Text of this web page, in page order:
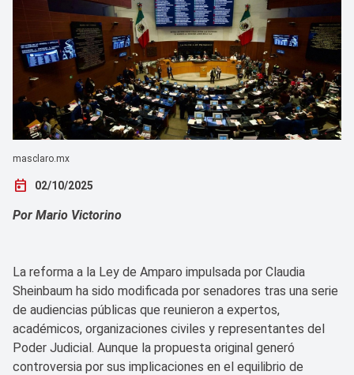
masclaro.mx
today 02/10/2025
Por Mario Victorino
La reforma a la Ley de Amparo impulsada por Claudia
Sheinbaum ha sido modificada por senadores tras una serie
de audiencias públicas que reunieron a expertos,
académicos, organizaciones civiles y representantes del
Poder Judicial. Aunque la propuesta original generó
controversia por sus implicaciones en el equilibrio de